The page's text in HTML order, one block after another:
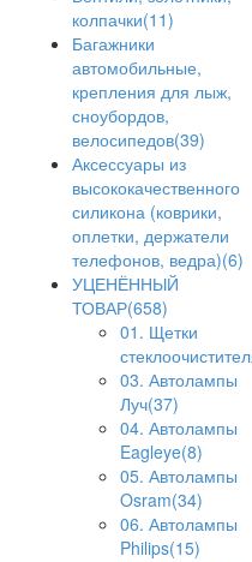
колпачки(11)
Багажники
автомобильные,
крепления для лыж,
сноубордов,
велосипедов(39)
Аксессуары из
высококачественного
силикона (коврики,
оплетки, держатели
телефонов, ведра)(6)
УЦЕНЁННЫЙ
ТОВАР(658)
01. Щетки
03. Автолампы
Луч(37)
04. Автолампы
Eagleye(8)
05. Автолампы
Osram(34)
06. Автолампы
Philips(15)